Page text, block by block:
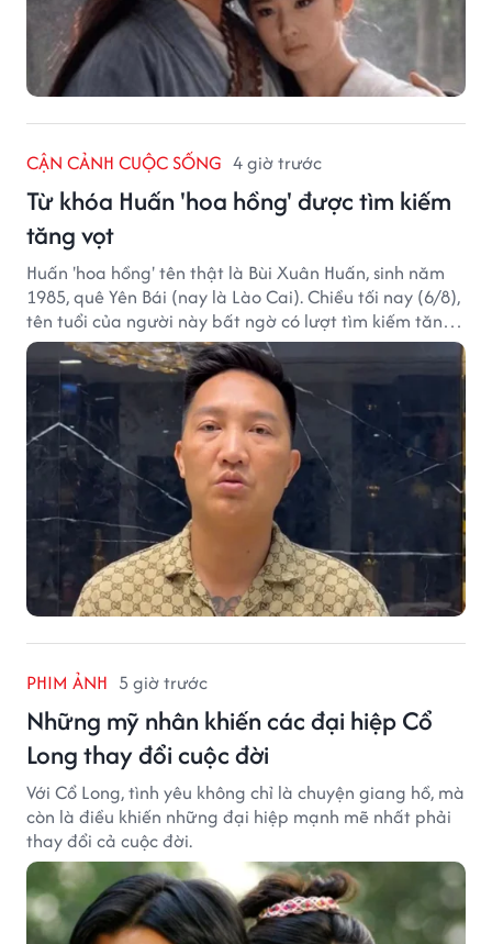
CẬN CẢNH CUỘC SỐNG 4 giờ trước
Từ khóa Huấn 'hoa hồng' được tìm kiếm
tăng vọt
Huấn 'hoa hồng' tên thật là Bùi Xuân Huấn, sinh năm
1985, quê Yên Bái (nay là Lào Cai). Chiều tối nay (6/8),
tên tuổi của người này bất ngờ có lượt tìm kiếm tăng
vọt.
PHIM ẢNH 5 giờ trước
Những mỹ nhân khiến các đại hiệp Cổ
Long thay đổi cuộc đời
Với Cổ Long, tình yêu không chỉ là chuyện giang hồ, mà
còn là điều khiến những đại hiệp mạnh mẽ nhất phải
thay đổi cả cuộc đời.